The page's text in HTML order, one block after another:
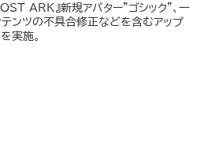
ARK』新規アバター"ゴシック"、一
テンツの不具合修正などを含むアップ
実施。